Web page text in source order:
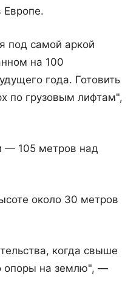
Европе.
под самой аркой
на 100
года. Готовить
по грузовым лифтам",
— 105 метров над
около 30 метров
когда свыше
опоры на землю", —